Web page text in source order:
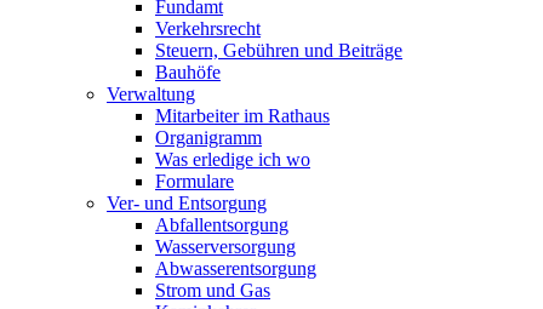
Fundamt
Verkehrsrecht
Steuern, Gebühren und Beiträge
Bauhöfe
Verwaltung
Mitarbeiter im Rathaus
Organigramm
Was erledige ich wo
Formulare
Ver- und Entsorgung
Abfallentsorgung
Wasserversorgung
Abwasserentsorgung
Strom und Gas